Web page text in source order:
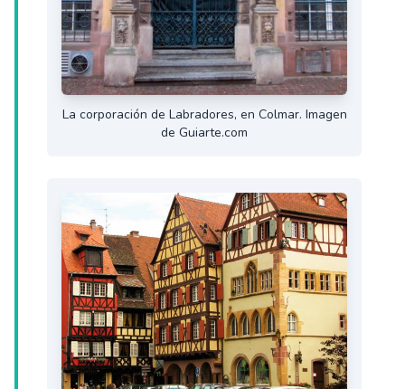
La corporación de Labradores, en Colmar. Imagen
de Guiarte.com